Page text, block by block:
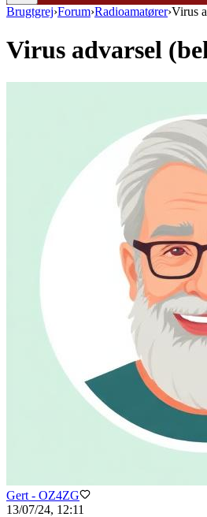
Brugtgrej›Forum›Radioamatører›Virus
Virus advarsel
Gert - OZ4ZG
13/07/24, 12:11